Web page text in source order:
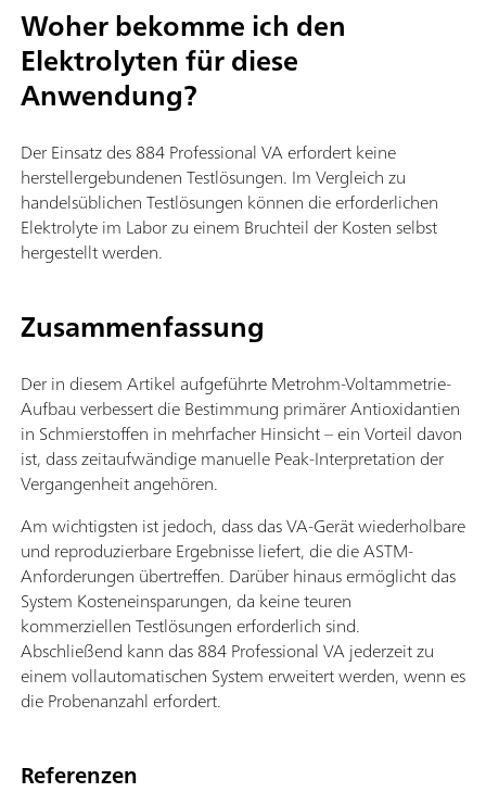
Woher bekomme ich den
Elektrolyten für diese
Anwendung?
Der Einsatz des 884 Professional VA erfordert keine
herstellergebundenen Testlösungen. Im Vergleich zu
handelsüblichen Testlösungen können die erforderlichen
Elektrolyte im Labor zu einem Bruchteil der Kosten selbst
hergestellt werden.
Zusammenfassung
Der in diesem Artikel aufgeführte Metrohm-Voltammetrie-
Aufbau verbessert die Bestimmung primärer Antioxidantien
in Schmierstoffen in mehrfacher Hinsicht – ein Vorteil davon
ist, dass zeitaufwändige manuelle Peak-Interpretation der
Vergangenheit angehören.
Am wichtigsten ist jedoch, dass das VA-Gerät wiederholbare
und reproduzierbare Ergebnisse liefert, die die ASTM-
Anforderungen übertreffen. Darüber hinaus ermöglicht das
System Kosteneinsparungen, da keine teuren
kommerziellen Testlösungen erforderlich sind.
Abschließend kann das 884 Professional VA jederzeit zu
einem vollautomatischen System erweitert werden, wenn es
die Probenanzahl erfordert.
Referenzen